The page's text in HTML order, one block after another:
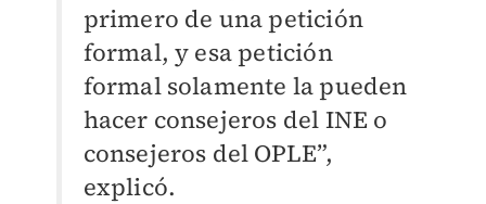
primero de una petición
formal, y esa petición
formal solamente la pueden
hacer consejeros del INE o
consejeros del OPLE”,
explicó.